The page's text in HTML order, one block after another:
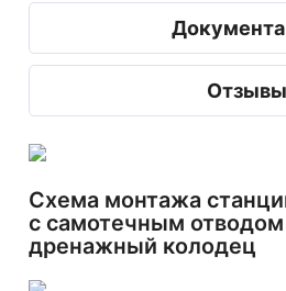
Отзывы
Схема монтажа
с самотечным
дренажный колодец